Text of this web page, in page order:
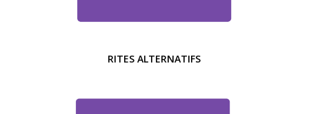
RITES ALTERNATIFS